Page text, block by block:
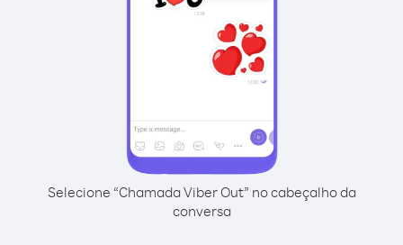
Selecione “Chamada Viber Out” no cabeçalho da
conversa